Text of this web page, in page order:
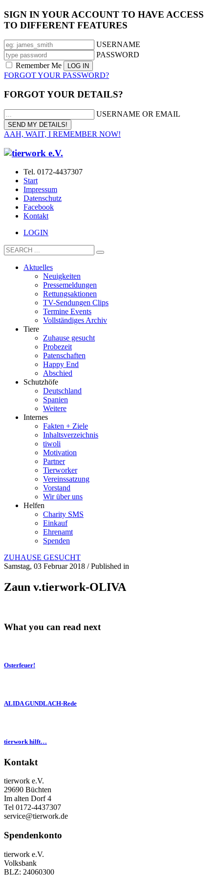
SIGN IN YOUR ACCOUNT TO HAVE ACCESS
TO DIFFERENT FEATURES
USERNAME
PASSWORD
Remember Me
FORGOT YOUR PASSWORD?
FORGOT YOUR DETAILS?
USERNAME OR EMAIL
AAH, WAIT, I REMEMBER NOW!
Tel. 0172-4437307
Start
Impressum
Datenschutz
Facebook
Kontakt
LOGIN
Aktuelles
Neuigkeiten
Pressemeldungen
Rettungsaktionen
TV-Sendungen Clips
Termine Events
Vollständiges Archiv
Tiere
Zuhause gesucht
Probezeit
Patenschaften
Happy End
Abschied
Schutzhöfe
Deutschland
Spanien
Weitere
Internes
Fakten + Ziele
Inhaltsverzeichnis
tiwoli
Motivation
Partner
Tierworker
Vereinssatzung
Vorstand
Wir über uns
Helfen
Charity SMS
Einkauf
Ehrenamt
Spenden
ZUHAUSE GESUCHT
Samstag, 03 Februar 2018 /Published in
Zaun v.tierwork-OLIVA
What you can read next
Osterfeuer!
ALIDA GUNDLACH-Rede
tierwork hilft…
Kontakt
tierwork e.V.
29690 Büchten
Im alten Dorf 4
Tel 0172-4437307
service@tierwork.de
Spendenkonto
tierwork e.V.
Volksbank
BLZ: 24060300